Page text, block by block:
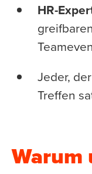
HR-
Jeder,
Treffen
Warum